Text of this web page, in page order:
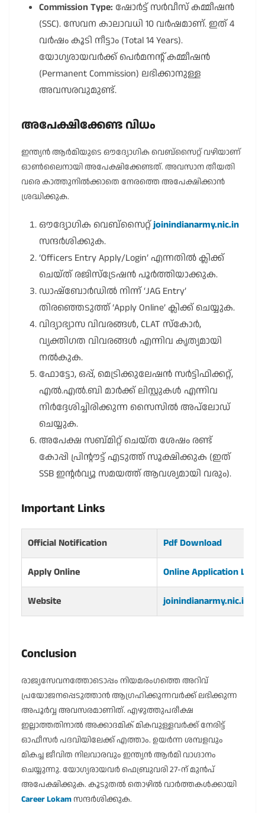
Commission Type: ഷോർട്ട് സർവീസ് കമ്മീഷൻ
(SSC). സേവന കാലാവധി 10 വർഷമാണ്. ഇത് 4
വർഷം കൂടി നീട്ടാം (Total 14 Years).
യോഗ്യരായവർക്ക് പെർമനന്റ് കമ്മീഷൻ
(Permanent Commission) ലഭിക്കാനുള്ള
അവസരവുമുണ്ട്.
അപേക്ഷിക്കേണ്ട വിധം
ഇന്ത്യൻ ആർമിയുടെ ഔദ്യോഗിക വെബ്സൈറ്റ് വഴിയാണ്
ഓൺലൈനായി അപേക്ഷിക്കേണ്ടത്. അവസാന തീയതി
വരെ കാത്തുനിൽക്കാതെ നേരത്തെ അപേക്ഷിക്കാൻ
ശ്രദ്ധിക്കുക.
ഔദ്യോഗിക വെബ്സൈറ്റ്joinindianarmy.nic.in
സന്ദർശിക്കുക.
‘Officers Entry Apply/Login’ എന്നതിൽ ക്ലിക്ക്
ചെയ്ത് രജിസ്ട്രേഷൻ പൂർത്തിയാക്കുക.
ഡാഷ്ബോർഡിൽ നിന്ന് ‘JAG Entry’
തിരഞ്ഞെടുത്ത് ‘Apply Online’ ക്ലിക്ക് ചെയ്യുക.
വിദ്യാഭ്യാസ വിവരങ്ങൾ, CLAT സ്കോർ,
വ്യക്തിഗത വിവരങ്ങൾ എന്നിവ കൃത്യമായി
നൽകുക.
ഫോട്ടോ, ഒപ്പ്, മെട്രിക്കുലേഷൻ സർട്ടിഫിക്കറ്റ്,
എൽ.എൽ.ബി മാർക്ക് ലിസ്റ്റുകൾ എന്നിവ
നിർദ്ദേശിച്ചിരിക്കുന്ന സൈസിൽ അപ്‌ലോഡ്
ചെയ്യുക.
അപേക്ഷ സബ്മിറ്റ് ചെയ്ത ശേഷം രണ്ട്
കോപ്പി പ്രിന്റൗട്ട് എടുത്ത് സൂക്ഷിക്കുക (ഇത്
SSB ഇന്റർവ്യൂ സമയത്ത് ആവശ്യമായി വരും).
Important Links
Official Notification Pdf Download
Apply Online Online Application Link
Website joinindianarmy.nic.in
Conclusion
രാജ്യസേവനത്തോടൊപ്പം നിയമരംഗത്തെ അറിവ്
പ്രയോജനപ്പെടുത്താൻ ആഗ്രഹിക്കുന്നവർക്ക് ലഭിക്കുന്ന
അപൂർവ്വ അവസരമാണിത്. എഴുത്തുപരീക്ഷ
ഇല്ലാത്തതിനാൽ അക്കാദമിക് മികവുള്ളവർക്ക് നേരിട്ട്
ഓഫീസർ പദവിയിലേക്ക് എത്താം. ഉയർന്ന ശമ്പളവും
മികച്ച ജീവിത നിലവാരവും ഇന്ത്യൻ ആർമി വാഗ്ദാനം
ചെയ്യുന്നു. യോഗ്യരായവർ ഫെബ്രുവരി 27-ന് മുൻപ്
അപേക്ഷിക്കുക. കൂടുതൽ തൊഴിൽ വാർത്തകൾക്കായി
Career Lokamസന്ദർശിക്കുക.